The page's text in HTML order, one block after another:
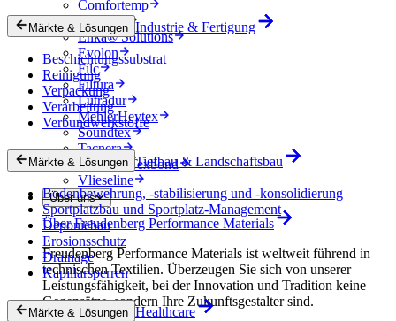
Comfortemp
Dripstop
Enka® Solutions
Evolon
Filc
Filtura
Lutradur
MehlerHeytex
Soundtex
Tacnera
Terbond-Texbond
Vlieseline
Über uns
Über Freudenberg Performance Materials
Freudenberg Performance Materials ist weltweit führend in
technischen Textilien. Überzeugen Sie sich von unserer
Leistungsfähigkeit, bei der Innovation und Tradition keine
Gegensätze, sondern Ihre Zukunftsgestalter sind.
Märkte & Lösungen Industrie & Fertigung
Beschichtungssubstrat
Reinigung
Verpackung
Verarbeitung
Verbundwerkstoffe
Märkte & Lösungen Tiefbau & Landschaftsbau
Bodenbewehrung, -stabilisierung und -konsolidierung
Sportplatzbau und Sportplatz-Management
Deponiebau
Erosionsschutz
Drainage
Kapillarsperren
Märkte & Lösungen Healthcare